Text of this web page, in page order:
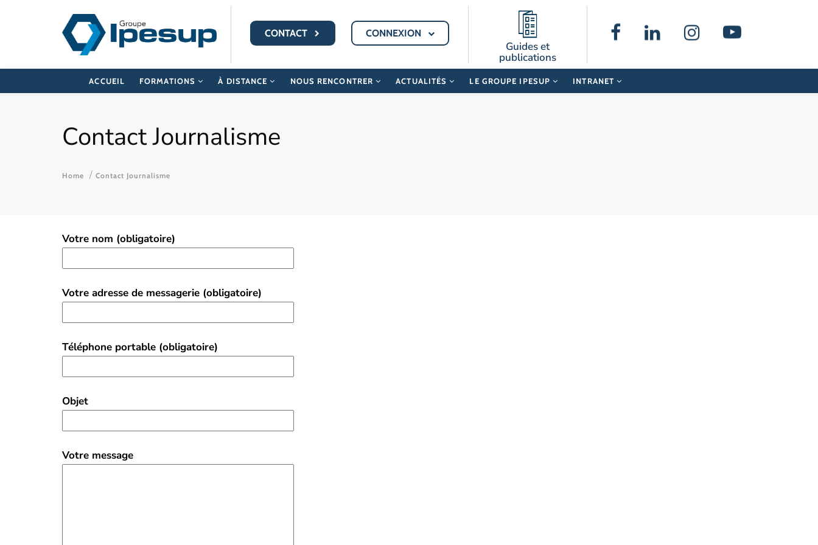
CONTACT CONNEXION
Guides et
publications
ACCUEIL FORMATIONS À DISTANCE NOUS RENCONTRER ACTUALITÉS LE GROUPE IPESUP INTRANET
Contact Journalisme
Home Contact Journalisme
Votre nom (obligatoire)
Votre adresse de messagerie (obligatoire)
Téléphone portable (obligatoire)
Objet
Votre message